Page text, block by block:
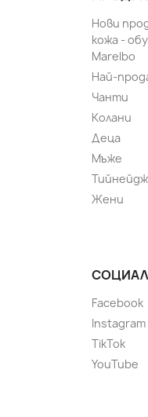
Нови
кожа -
Marelbo
Най-
Чанти
Колани
Деца
Мъже
Жени
Facebook
Instagram
TikTok
YouTube